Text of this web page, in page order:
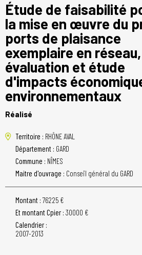
Étude de faisabilité
la mise en œuvre du
ports de plaisance
exemplaire en réseau,
évaluation et étude
d'impacts
environnementaux
Réalisé
Territoire : RHÔNE AVAL
Département : GARD
Commune : NÎMES
Maitre d'ouvrage : Conseil général du GARD
Montant : 76225 €
Et montant Cpier : 30000 €
Calendrier :
2007-2013